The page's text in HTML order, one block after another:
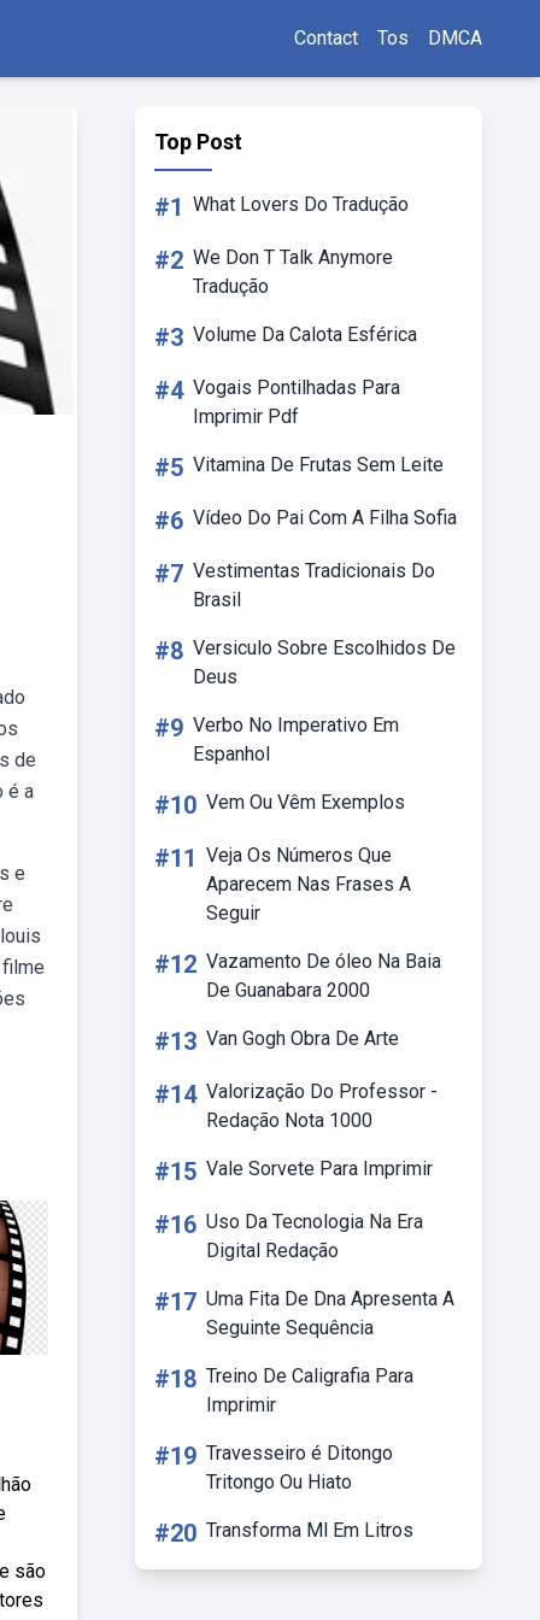
Contact Tos DMCA
de
é a
e
são
Top Post
#1 What Lovers Do Tradução
#2 We Don T Talk Anymore
Tradução
#3 Volume Da Calota Esférica
#4 Vogais Pontilhadas Para
Imprimir Pdf
#5 Vitamina De Frutas Sem Leite
#6 Vídeo Do Pai Com A Filha Sofia
#7 Vestimentas Tradicionais Do
Brasil
#8 Versiculo Sobre Escolhidos De
Deus
#9 Verbo No Imperativo Em
Espanhol
#10 Vem Ou Vêm Exemplos
#11 Veja Os Números Que
Aparecem Nas Frases A
Seguir
#12 Vazamento De óleo Na Baia
De Guanabara 2000
#13 Van Gogh Obra De Arte
#14 Valorização Do Professor -
Redação Nota 1000
#15 Vale Sorvete Para Imprimir
#16 Uso Da Tecnologia Na Era
Digital Redação
#17 Uma Fita De Dna Apresenta A
Seguinte Sequência
#18 Treino De Caligrafia Para
Imprimir
#19 Travesseiro é Ditongo
Tritongo Ou Hiato
#20 Transforma Ml Em Litros